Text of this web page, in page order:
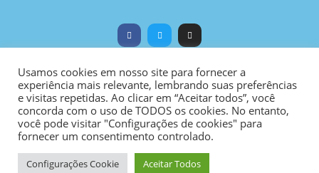
PAINEL ADM WEBMAIL
DESENVOLVIMENTO: ELEMENTWEB
Usamos cookies em nosso site para fornecer a
experiência mais relevante, lembrando suas preferências
e visitas repetidas. Ao clicar em “Aceitar todos”, você
concorda com o uso de TODOS os cookies. No entanto,
você pode visitar "Configurações de cookies" para
fornecer um consentimento controlado.
Configurações Cookie Aceitar Todos